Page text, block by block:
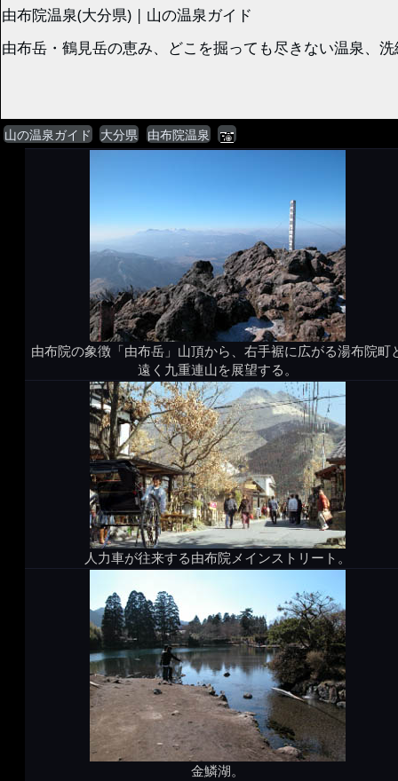
由布院温泉(大分県) | 山の温泉ガイド
由布岳・鶴見岳の恵み、どこを掘っても尽きない温泉、
山の温泉ガイド 大分県 由布院温泉
由布院の象徴「由布岳」山頂から、右手裾に広がる湯布院町
遠く九重連山を展望する。
人力車が往来する由布院メインストリート。
金鱗湖。